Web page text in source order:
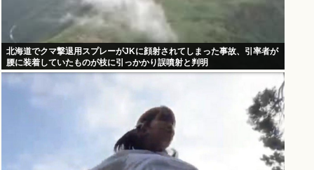
北海道でクマ撃退用スプレーがJKに顔射されてしまった事故、引率者が
腰に装着していたものが枝に引っかかり誤噴射と判明